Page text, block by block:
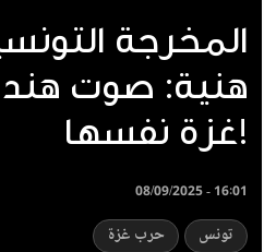
المخرجة
هنية: صوت
غزة نفسها!
08/09/2025 - 16:01
تونس حرب غزة